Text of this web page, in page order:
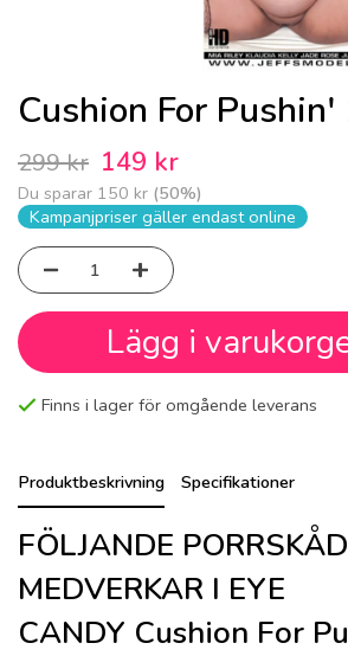
Cushion For Pushin'
299 kr 149 kr
Du sparar 150 kr (50%)
Kampanjpriser gäller endast online
Lägg i
Finns i lager för omgående leverans
Produktbeskrivning Specifikationer
FÖLJANDE
MEDVERKAR I EYE
CANDY Cushion For